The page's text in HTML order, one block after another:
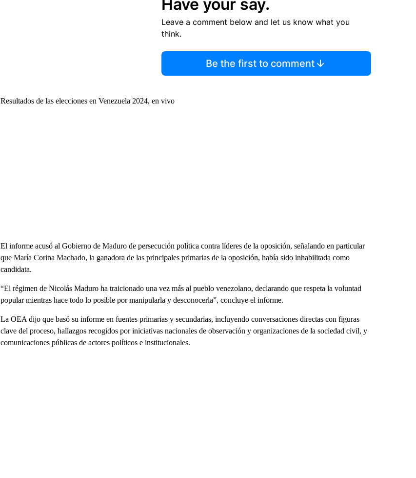
Have your say.
Leave a comment below and let us know what you
think.
Be the first to comment
Resultados de las elecciones en Venezuela 2024, en vivo
El informe acusó al Gobierno de Maduro de persecución política contra líderes de la oposición, señalando en particular
que María Corina Machado, la ganadora de las principales primarias de la oposición, había sido inhabilitada como
candidata.
“El régimen de Nicolás Maduro ha traicionado una vez más al pueblo venezolano, declarando que respeta la voluntad
popular mientras hace todo lo posible por manipularla y desconocerla”, concluye el informe.
La OEA dijo que basó su informe en fuentes primarias y secundarias, incluyendo conversaciones directas con figuras
clave del proceso, hallazgos recogidos por iniciativas nacionales de observación y organizaciones de la sociedad civil, y
comunicaciones públicas de actores políticos e institucionales.